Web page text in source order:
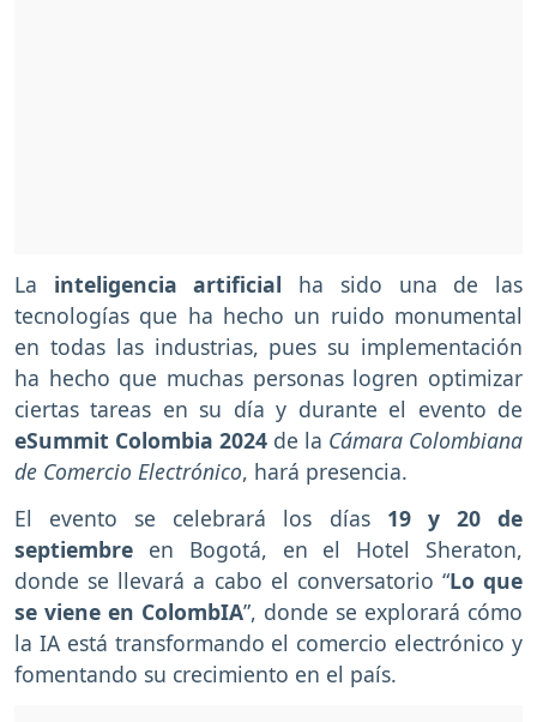
La inteligencia artificial ha sido una de las
tecnologías que ha hecho un ruido monumental
en todas las industrias, pues su implementación
ha hecho que muchas personas logren optimizar
ciertas tareas en su día y durante el evento de
eSummit Colombia 2024 de la Cámara Colombiana
de Comercio Electrónico, hará presencia.
El evento se celebrará los días 19 y 20 de
septiembre en Bogotá, en el Hotel Sheraton,
donde se llevará a cabo el conversatorio “Lo que
se viene en ColombIA”, donde se explorará cómo
la IA está transformando el comercio electrónico y
fomentando su crecimiento en el país.